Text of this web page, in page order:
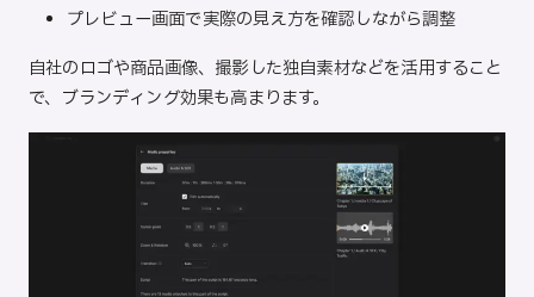
プレビュー画面で実際の見え方を確認しながら調整
自社のロゴや商品画像、撮影した独自素材などを活用すること
で、ブランディング効果も高まります。